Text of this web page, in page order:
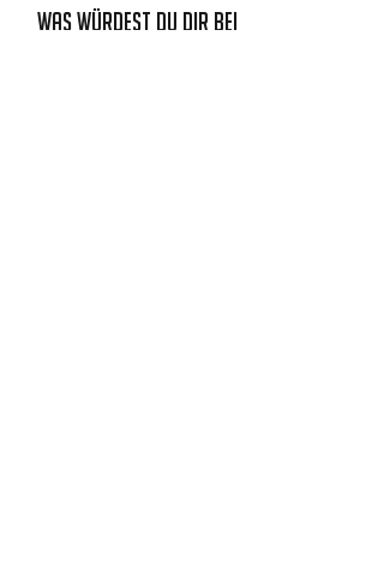
Was würdest du dir bei